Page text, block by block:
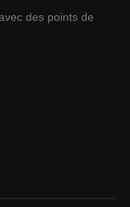
des points de